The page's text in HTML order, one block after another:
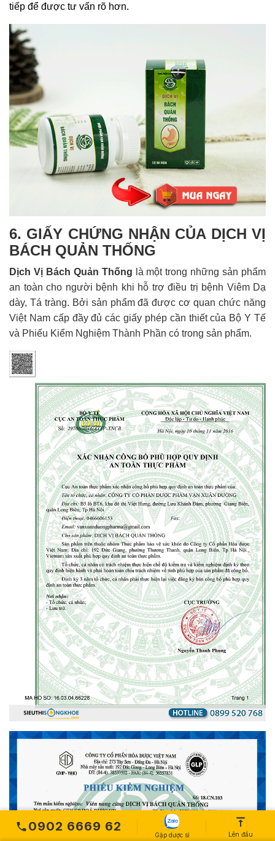
tiếp để được tư vấn rõ hơn.
6. GIẤY CHỨNG NHẬN CỦA DỊCH VỊ
BÁCH QUẢN THỐNG
Dịch Vị Bách Quản Thống là một trong những sản phẩm
an toàn cho người bệnh khi hỗ trợ điều trị bệnh Viêm Dạ
dày, Tá tràng. Bởi sản phẩm đã được cơ quan chức năng
Việt Nam cấp đầy đủ các giấy phép cần thiết của Bộ Y Tế
và Phiếu Kiểm Nghiệm Thành Phần có trong sản phẩm.
0902 6669 62
Gặp dược sĩ Lên đầu